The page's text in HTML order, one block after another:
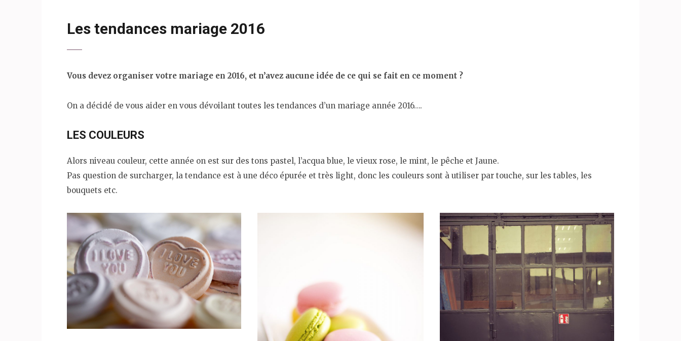
Les tendances mariage 2016
Vous devez organiser votre mariage en 2016, et n’avez aucune idée de ce qui se fait en ce moment ?
On a décidé de vous aider en vous dévoilant toutes les tendances d’un mariage année 2016….
LES COULEURS
Alors niveau couleur, cette année on est sur des tons pastel, l’acqua blue, le vieux rose, le mint, le pêche et Jaune.
Pas question de surcharger, la tendance est à une déco épurée et très light, donc les couleurs sont à utiliser par touche, sur les tables, les
bouquets etc.